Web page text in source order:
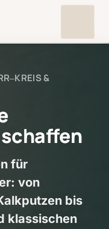
KREIS
schaffen
für
von
bis
klassischen